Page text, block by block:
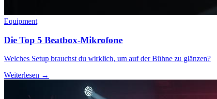
Equipment
Die Top 5 Beatbox-Mikrofone
Welches Setup brauchst du wirklich, um auf der Bühne zu glänzen?
Weiterlesen →